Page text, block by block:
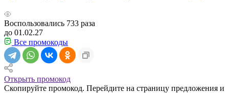
Воспользовались 733 раза
до 01.02.27
Все промокоды
Открыть промокод
Скопируйте промокод. Перейдите на страницу предложения и